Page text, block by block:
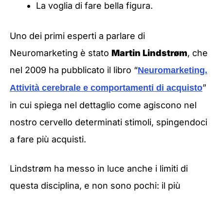
La voglia di fare bella figura.
Uno dei primi esperti a parlare di
Neuromarketing è stato Martin Lindstrøm, che
nel 2009 ha pubblicato il libro “Neuromarketing.
Attività cerebrale e comportamenti di acquisto”
in cui spiega nel dettaglio come agiscono nel
nostro cervello determinati stimoli, spingendoci
a fare più acquisti.
Lindstrøm ha messo in luce anche i limiti di
questa disciplina, e non sono pochi: il più